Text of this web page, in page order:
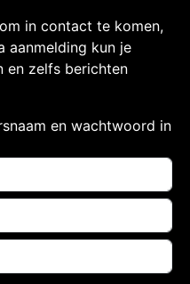
in contact te komen,
aanmelding kun je
en zelfs berichten
en wachtwoord in